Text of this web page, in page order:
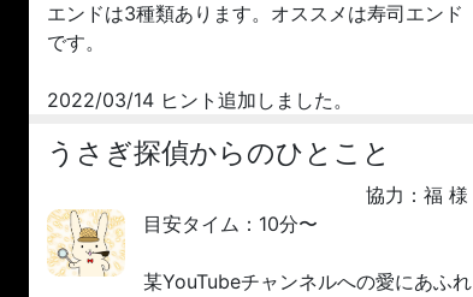
エンドは3種類あります。オススメは寿司エンド
です。
2022/03/14 ヒント追加しました。
うさぎ探偵からのひとこと
協力：福 様
目安タイム：10分〜
某YouTubeチャンネルへの愛にあふれ